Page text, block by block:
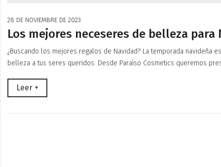
28 DE NOVIEMBRE DE 2023
Los mejores neceseres de belleza para
¿Buscando los mejores regalos de Navidad? La temporada navideña
belleza a tus seres queridos. Desde Paraíso Cosmetics queremos
Leer +